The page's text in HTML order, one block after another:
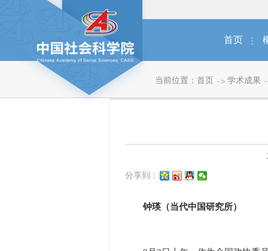
首页
当前位置： 首页 学术成果
分享到：
钟瑛（当代中国研究所）